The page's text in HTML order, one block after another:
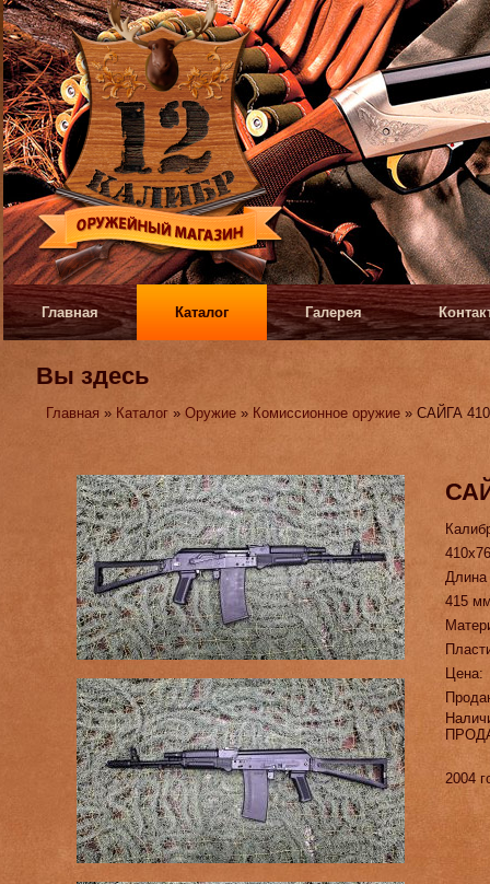
Главная Каталог Галерея
Вы здесь
Главная » Каталог »Оружие » Комиссионное оружие » САЙГА
410х76
415
Цена:
2004